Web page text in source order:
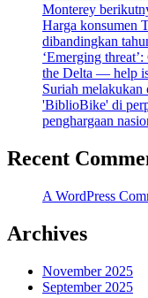
Monterey
Harga konsumen
dibandingkan
‘Emerging
the Delta — help
Suriah melakukan
'BiblioBike' di
penghargaan
Recent
A WordPress
Archives
November 2025
September 2025